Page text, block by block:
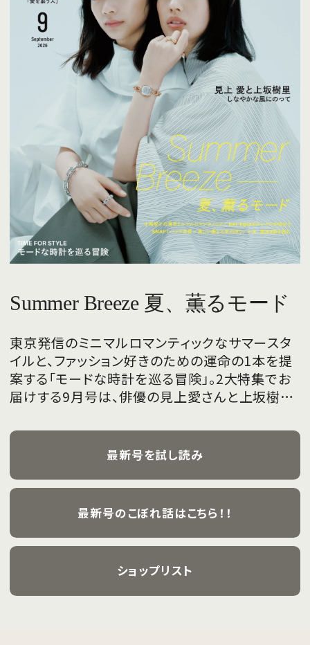
Summer Breeze 夏、薫るモード
東京発信のミニマルロマンティックなサマースタ
イルと、ファッション好きのための運命の1本を提
案する「モードな時計を巡る冒険」。2大特集でお
届けする9月号は、俳優の見上愛さんと上坂樹里
飾ります。
最新号を試し読み
最新号のこぼれ話はこちら！！
ショップリスト